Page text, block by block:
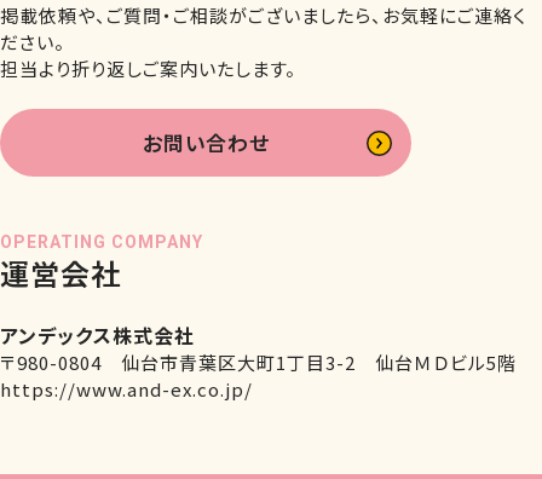
OPERATING COMPANY
運営会社
アンデックス株式会社
〒980-0804 仙台市青葉区大町1丁目3-2 仙台ＭＤビル5階
https://www.and-ex.co.jp/
掲載依頼や、ご質問・ご相談がございましたら、お気軽にご連絡く
ださい。
担当より折り返しご案内いたします。
お問い合わせ